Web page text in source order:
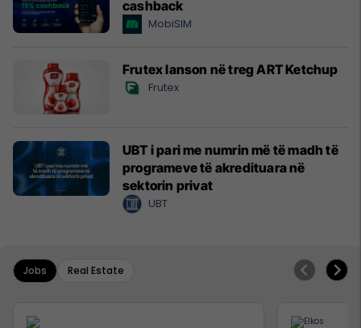
cashback
MobiSIM
Frutex lanson në treg ART Ketchup
Frutex
UBT i pari me numrin më të madh të
programeve të akredituara në
sektorin privat
UBT
Jobs Real Estate